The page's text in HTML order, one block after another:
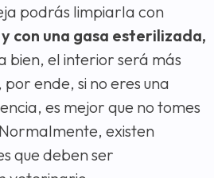
podrás limpiarla con
con una gasa esterilizada,
bien, el interior será más
ende, si no eres una
es mejor que no tomes
existen
que deben ser